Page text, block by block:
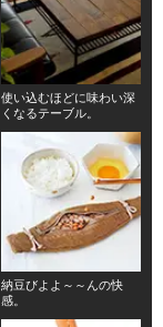
使い込むほどに味わい深
くなるテーブル。
納豆びよよ～～んの快
感。